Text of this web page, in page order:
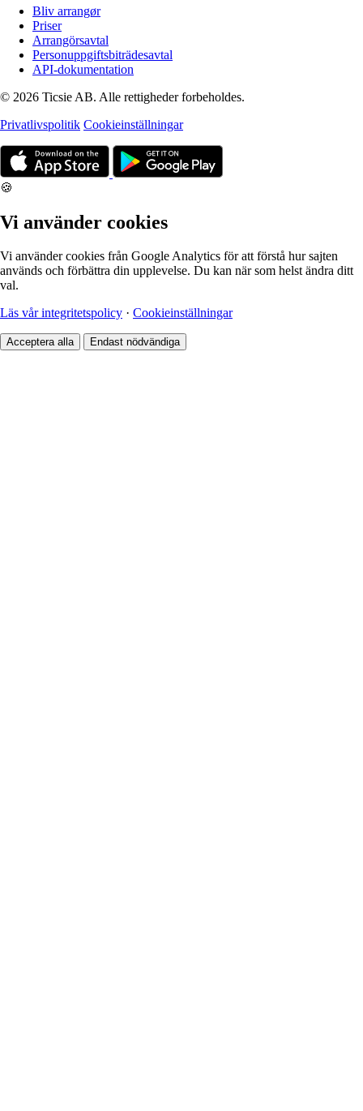
Bliv arrangør
Priser
Arrangörsavtal
Personuppgiftsbiträdesavtal
API-dokumentation
© 2026 Ticsie AB. Alle rettigheder forbeholdes.
Privatlivspolitik Cookieinställningar
🍪
Vi använder cookies
Vi använder cookies från Google Analytics för att förstå hur sajten
används och förbättra din upplevelse. Du kan när som helst ändra ditt
val.
Läs vår integritetspolicy · Cookieinställningar
Acceptera alla Endast nödvändiga